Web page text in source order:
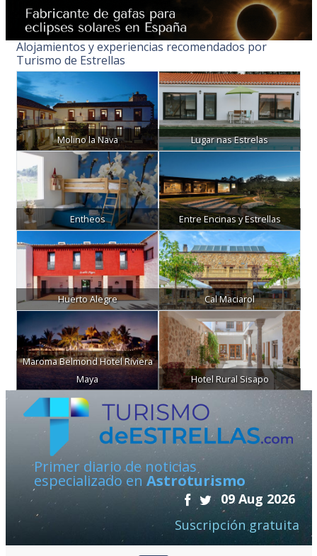
Alojamientos y experiencias recomendados por
Turismo de Estrellas
Molino la Nava Lugar nas Estrelas
Entheos Entre Encinas y Estrellas
Huerto Alegre Cal Maciarol
Maroma Belmond Hotel Riviera
Maya
Hotel Rural Sisapo
Primer diario de noticias
especializado en Astroturismo
09 Aug 2026
Suscripción gratuita